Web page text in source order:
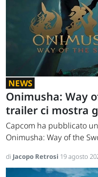
NEWS
Onimusha: Way
trailer ci mostra
Capcom ha pubblicato
Onimusha: Way of the
di Jacopo Retrosi 19 agosto